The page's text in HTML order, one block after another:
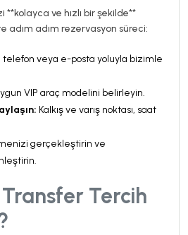
ve hızlı bir şekilde**
adım adım rezervasyon süreci:
telefon veya e-posta yoluyla bizimle
VIP araç modelini belirleyin.
Kalkış ve varış noktası, saat
gerçekleştirin ve
Tercih